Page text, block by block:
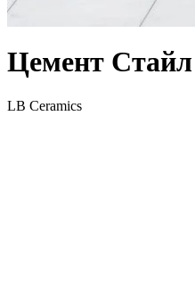
Цемент
LB Ceramics